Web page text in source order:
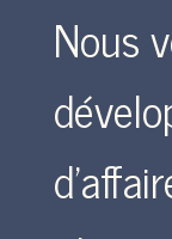
Nous